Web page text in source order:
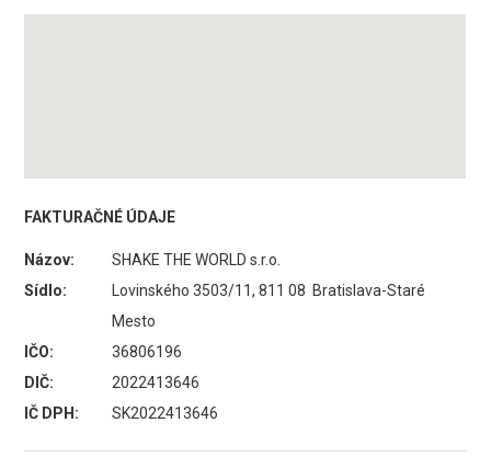
FAKTURAČNÉ ÚDAJE
Názov:
SHAKE THE WORLD s.r.o.
Sídlo:
Lovinského 3503/11, 811 08 Bratislava-Staré
Mesto
IČO:
36806196
DIČ:
2022413646
IČ DPH:
SK2022413646